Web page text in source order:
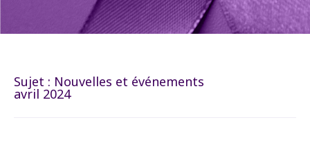
Sujet : Nouvelles et événements
avril 2024